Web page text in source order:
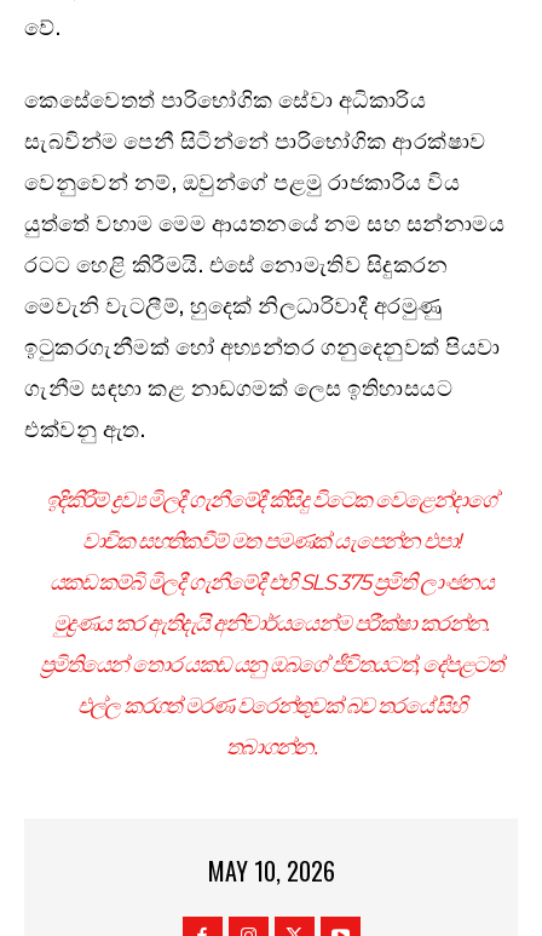
වේ.
කෙසේවෙතත් පාරිභෝගික සේවා අධිකාරිය
සැබවින්ම පෙනී සිටින්නේ පාරිභෝගික ආරක්ෂාව
වෙනුවෙන් නම්, ඔවුන්ගේ පළමු රාජකාරිය විය
යුත්තේ වහාම මෙම ආයතනයේ නම සහ සන්නාමය
රටට හෙළි කිරීමයි. එසේ නොමැතිව සිදුකරන
මෙවැනි වැටලීම්, හුදෙක් නිලධාරිවාදී අරමුණු
ඉටුකරගැනීමක් හෝ අභ්‍යන්තර ගනුදෙනුවක් පියවා
ගැනීම සඳහා කළ නාඩගමක් ලෙස ඉතිහාසයට
එක්වනු ඇත.
ඉදිකිරීම් ද්‍රව්‍ය මිලදී ගැනීමේදී කිසිදු විටෙක වෙළෙන්දාගේ
වාචික සහතිකවීම් මත පමණක් යැපෙන්න එපා!
යකඩ කම්බි මිලදී ගැනීමේදී එහි SLS 375 ප්‍රමිති ලාංඡනය
මුද්‍රණය කර ඇතිදැයි අනිවාර්යයෙන්ම පරීක්ෂා කරන්න.
ප්‍රමිතියෙන් තොර යකඩ යනු ඔබගේ ජීවිතයටත්, දේපළටත්
එල්ල කරගත් මරණ වරෙන්තුවක් බව තරයේ සිහි
තබාගන්න.
MAY 10, 2026